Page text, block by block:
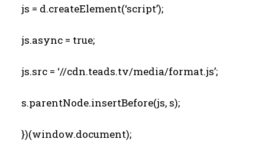
js = d.createElement(‘script’);
js.async = true;
js.src = ‘//cdn.teads.tv/media/format.js’;
s.parentNode.insertBefore(js, s);
})(window.document);